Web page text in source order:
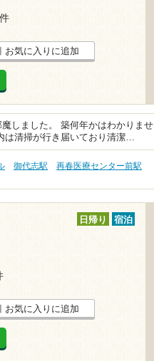
お気に入りに追加
しました。 築何年かはわかりませ
は清掃が行き届いており清潔…
御代志駅
再春医療センター前駅
日帰り 宿泊
お気に入りに追加